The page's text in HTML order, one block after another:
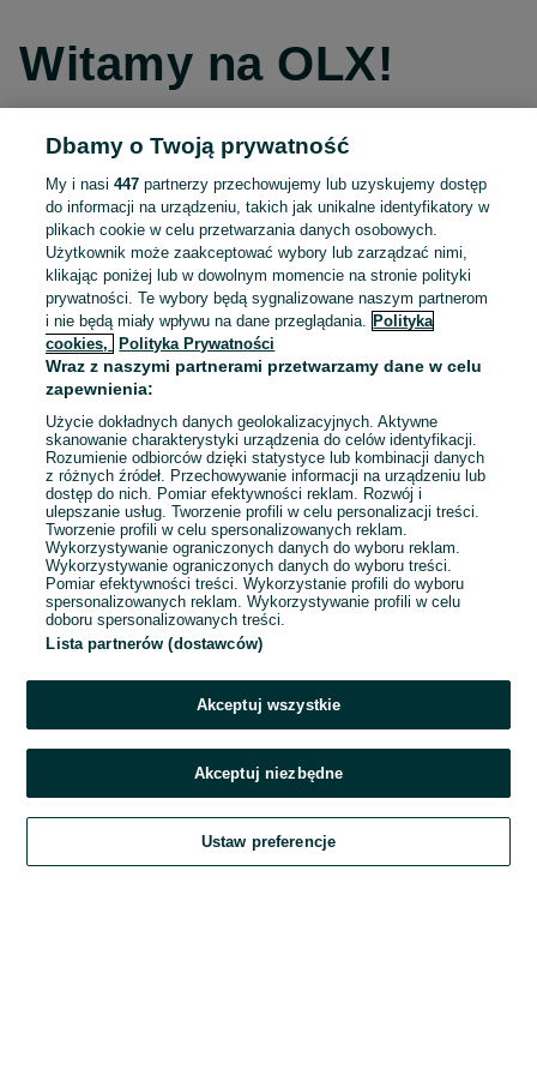
Witamy na OLX!
Kontynuuj przez Facebooka
Kontynuuj przez konto Apple
Kontynuuj przez konto Google
LUB
E-mail
Hasło
Zaloguj się
Kontynuując za pośrednictwem jednego z dostawców wskazanych powyżej,
OLX.pl w jego aktualnym brzmieniu.
Dbamy o Twoją prywatność
My i nasi447 partnerzy przechowujemy lub uzyskujemy dostęp
do informacji na urządzeniu, takich jak unikalne identyfikatory w
plikach cookie w celu przetwarzania danych osobowych.
Użytkownik może zaakceptować wybory lub zarządzać nimi,
klikając poniżej lub w dowolnym momencie na stronie polityki
prywatności. Te wybory będą sygnalizowane naszym partnerom
i nie będą miały wpływu na dane przeglądania.
Polityka
cookies,
Polityka Prywatności
Wraz z naszymi partnerami przetwarzamy dane w celu
zapewnienia:
Użycie dokładnych danych geolokalizacyjnych. Aktywne
skanowanie charakterystyki urządzenia do celów identyfikacji.
Rozumienie odbiorców dzięki statystyce lub kombinacji danych
z różnych źródeł. Przechowywanie informacji na urządzeniu lub
dostęp do nich. Pomiar efektywności reklam. Rozwój i
ulepszanie usług. Tworzenie profili w celu personalizacji treści.
Tworzenie profili w celu spersonalizowanych reklam.
Wykorzystywanie ograniczonych danych do wyboru reklam.
Wykorzystywanie ograniczonych danych do wyboru treści.
Pomiar efektywności treści. Wykorzystanie profili do wyboru
spersonalizowanych reklam. Wykorzystywanie profili w celu
doboru spersonalizowanych treści.
Lista partnerów (dostawców)
Akceptuj wszystkie
Akceptuj niezbędne
Ustaw preferencje